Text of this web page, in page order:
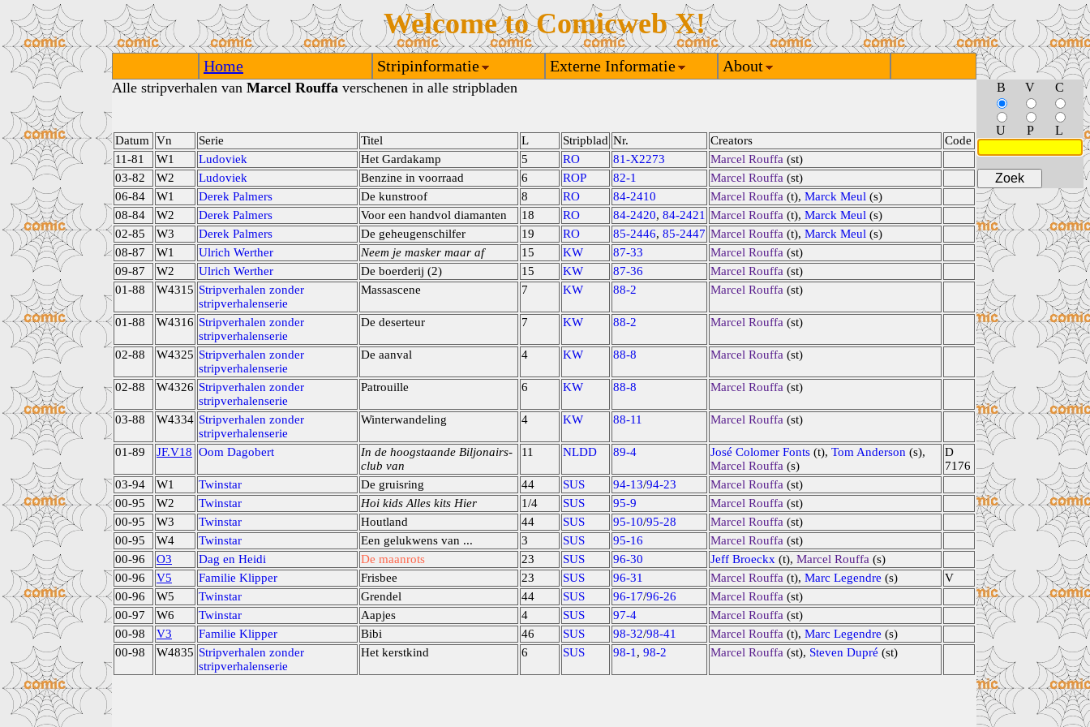
Welcome to Comicweb X!
Home Stripinformatie Externe Informatie About
Alle stripverhalen van Marcel Rouffa verschenen in alle stripbladen
Datum Vn Serie Titel L Stripblad Nr. Creators
Code
11-81
W1 Ludoviek Het Gardakamp 5 RO 81-X2273 Marcel Rouffa (st)
03-82
W2 Ludoviek Benzine in voorraad 6 ROP 82-1 Marcel Rouffa (st)
06-84
W1 Derek Palmers De kunstroof 8 RO 84-2410 Marcel Rouffa (t), Marck Meul (s)
08-84
W2 Derek Palmers Voor een handvol diamanten 18 RO 84-2420, 84-2421 Marcel Rouffa (t), Marck Meul (s)
02-85
W3 Derek Palmers De geheugenschilfer 19 RO 85-2446, 85-2447 Marcel Rouffa (t), Marck Meul (s)
08-87
W1 Ulrich Werther Neem je masker maar af 15 KW 87-33 Marcel Rouffa (st)
09-87
W2 Ulrich Werther De boerderij (2) 15 KW 87-36 Marcel Rouffa (st)
01-88
W4315 Stripverhalen zonder
stripverhalenserie
Massascene 7 KW 88-2 Marcel Rouffa (st)
01-88 W4316 Stripverhalen zonder
stripverhalenserie
De deserteur 7 KW 88-2 Marcel Rouffa (st)
02-88 W4325 Stripverhalen zonder
stripverhalenserie
De aanval 4 KW 88-8 Marcel Rouffa (st)
02-88 W4326 Stripverhalen zonder
stripverhalenserie
Patrouille 6 KW 88-8 Marcel Rouffa (st)
03-88 W4334 Stripverhalen zonder
stripverhalenserie
Winterwandeling 4 KW 88-11 Marcel Rouffa (st)
01-89 JF.V18 Oom Dagobert
In de hoogstaande Biljonairs-
club van
11 NLDD 89-4 José Colomer Fonts (t), Tom Anderson (s),
Marcel Rouffa (s)
D
7176
03-94
W1 Twinstar De gruisring 44 SUS 94-13/94-23 Marcel Rouffa (st)
00-95
W2 Twinstar Hoi kids Alles kits Hier 1/4 SUS 95-9 Marcel Rouffa (st)
00-95
W3 Twinstar Houtland 44 SUS 95-10/95-28 Marcel Rouffa (st)
00-95
W4 Twinstar Een gelukwens van ... 3 SUS 95-16 Marcel Rouffa (st)
00-96
O3 Dag en Heidi De maanrots 23 SUS 96-30 Jeff Broeckx (t), Marcel Rouffa (s)
00-96
V5 Familie Klipper Frisbee 23 SUS 96-31 Marcel Rouffa (t), Marc Legendre (s)
V
00-96
W5 Twinstar Grendel 44 SUS 96-17/96-26 Marcel Rouffa (st)
00-97
W6 Twinstar Aapjes 4 SUS 97-4 Marcel Rouffa (st)
00-98
V3 Familie Klipper Bibi 46 SUS 98-32/98-41 Marcel Rouffa (t), Marc Legendre (s)
00-98
W4835 Stripverhalen zonder
stripverhalenserie
Het kerstkind 6 SUS 98-1 , 98-2 Marcel Rouffa (st), Steven Dupré (st)
B V C
U P L